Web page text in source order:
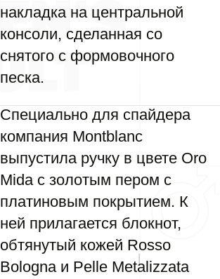
накладка на центральной
консоли, сделанная со
снятого с формовочного
песка.
Специально для спайдера
компания Montblanc
выпустила ручку в цвете Oro
Mida с золотым пером с
платиновым покрытием. К
ней прилагается блокнот,
обтянутый кожей Rosso
Bologna и Pelle Metalizzata